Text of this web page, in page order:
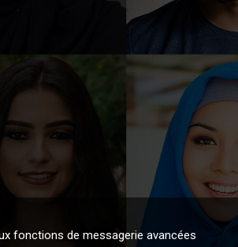
fonctions de messagerie avancées